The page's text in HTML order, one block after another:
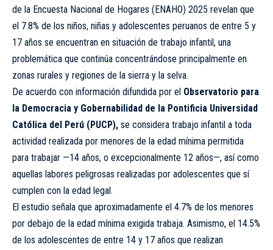
de la Encuesta Nacional de Hogares (ENAHO) 2025 revelan que
el 7.8% de los niños, niñas y adolescentes peruanos de entre 5 y
17 años se encuentran en situación de trabajo infantil, una
problemática que continúa concentrándose principalmente en
zonas rurales y regiones de la sierra y la selva.
De acuerdo con información difundida por el Observatorio para
la Democracia y Gobernabilidad de la Pontificia Universidad
Católica del Perú (PUCP), se considera trabajo infantil a toda
actividad realizada por menores de la edad mínima permitida
para trabajar —14 años, o excepcionalmente 12 años—, así como
aquellas labores peligrosas realizadas por adolescentes que sí
cumplen con la edad legal.
El estudio señala que aproximadamente el 4.7% de los menores
por debajo de la edad mínima exigida trabaja. Asimismo, el 14.5%
de los adolescentes de entre 14 y 17 años que realizan